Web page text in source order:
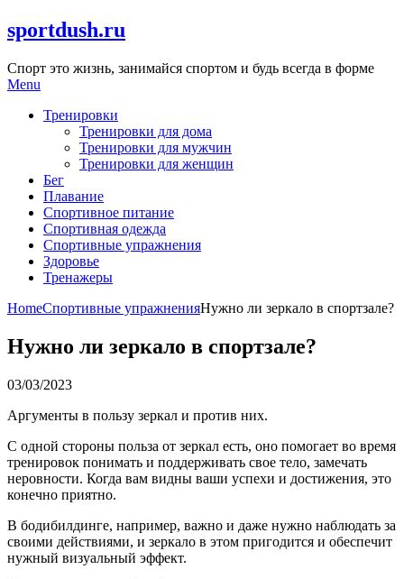
Skip
to
sportdush.ru
Спорт это жизнь, занимайся спортом и будь всегда в форме
Menu
Тренировки
Тренировки для дома
Тренировки для мужчин
Тренировки для женщин
Бег
Плавание
Спортивное питание
Спортивная одежда
Спортивные упражнения
Здоровье
Тренажеры
HomeСпортивные упражненияНужно ли зеркало в спортзале?
Нужно ли зеркало в спортзале?
03/03/2023
Аргументы в пользу зеркал и против них.
С одной стороны польза от зеркал есть, оно помогает во время
тренировок понимать и поддерживать свое тело, замечать
неровности. Когда вам видны ваши успехи и достижения, это
конечно приятно.
В бодибилдинге, например, важно и даже нужно наблюдать за
своими действиями, и зеркало в этом пригодится и обеспечит
нужный визуальный эффект.